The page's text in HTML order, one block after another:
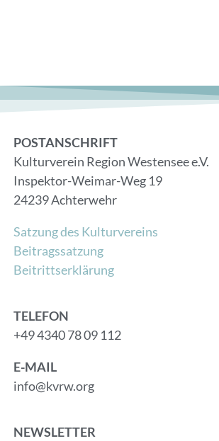
POSTANSCHRIFT
Kulturverein Region Westensee e.V.
Inspektor-Weimar-Weg 19
24239 Achterwehr
Satzung des Kulturvereins
Beitragssatzung
Beitrittserklärung
TELEFON
+49 4340 78 09 112
E-MAIL
info@kvrw.org
NEWSLETTER